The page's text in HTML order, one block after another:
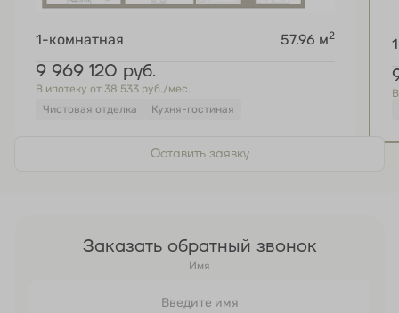
1-комнатная 57.96 м2
9 969 120 руб.
В ипотеку от 38 533 руб./мес.
Чистовая отделка
Кухня-гостиная
Оставить заявку
Заказать обратный звонок
Имя